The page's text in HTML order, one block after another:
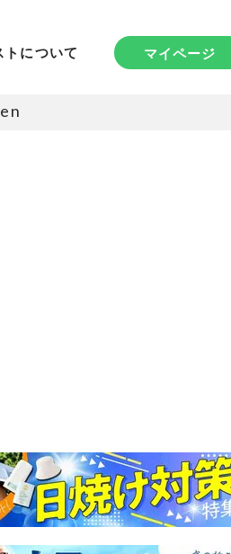
トについて マイページ